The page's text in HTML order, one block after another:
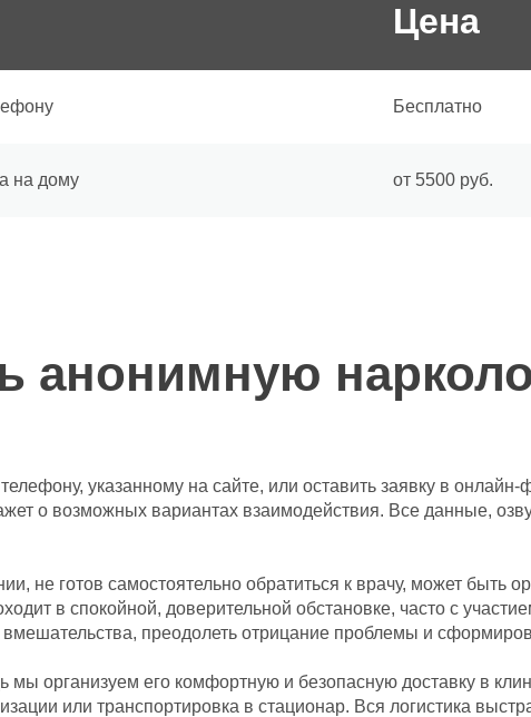
Цена
Бесплатно
на дому от 5500 руб.
анонимную
указанному на сайте, или оставить заявку в
о возможных вариантах взаимодействия. Все данные,
не готов самостоятельно обратиться к врачу, может быть
в спокойной, доверительной обстановке, часто с
преодолеть отрицание проблемы и
мы организуем его комфортную и безопасную доставку в
или транспортировка в стационар. Вся логистика